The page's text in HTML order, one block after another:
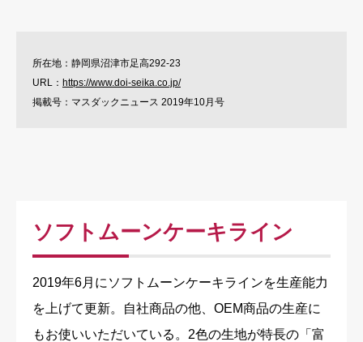
所在地：静岡県沼津市足高292-23
URL： https://www.doi-seika.co.jp/
掲載号：マスダックニュース 2019年10月号
ソフトムーンケーキライン
2019年6月にソフトムーンケーキラインを生産能力
を上げて更新。自社商品の他、OEM商品の生産に
もお使いいただいている。2色の生地が特長の「富